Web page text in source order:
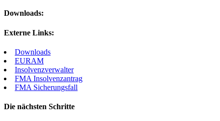
Downloads:
Externe Links:
Downloads
EURAM
Insolvenzverwalter
FMA Insolvenzantrag
FMA Sicherungsfall
Die nächsten Schritte